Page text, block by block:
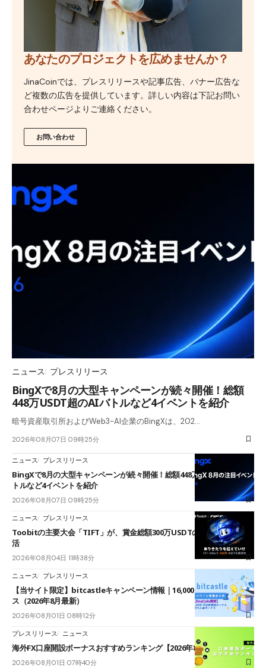
あなたのプロジェクトを広めませんか？
JinaCoinでは、プレスリリースや記事広告、バナー広告な
ど複数の広告を提供しています。詳しい内容は下記お問い
合わせページよりご連絡ください。
お問い合わせ
ニュース プレスリリース
BingXで8月の大型キャンペーンが続々開催！総額
448万USDT超のAIバトルなど4イベントを紹介
暗号資産取引所およびWeb3-AI企業のBingXは、202…
2026年08月07日 09時25分
ニュース プレスリリース
BingXで8月の大型キャンペーンが続々開催！総額448万USDT超のAIバ
トルなど4イベントを紹介
2026年08月07日 09時25分
ニュース プレスリリース
Toobitの主要大会「TIFT」が、賞金総額300万USDTのレースとして復
活
2026年08月04日 11時38分
ニュース プレスリリース
【当サイト限定】bitcastleキャンペーン情報｜16,000円口座開設ボーナ
ス（2026年8月最新）
2026年08月01日 08時12分
プレスリリース ニュース
海外FX口座開設ボーナスおすすめランキング【2026年8月最新】
2026年08月01日 07時40分